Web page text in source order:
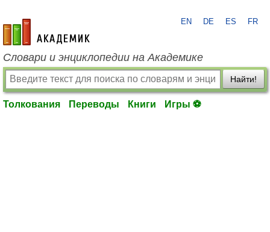
academic.ru
EN DE ES FR
Словари и энциклопедии на Академике
Найти!
Толкования Переводы Книги Игры ⚽